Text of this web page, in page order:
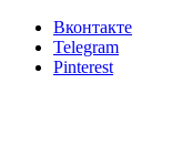
Вконтакте
Telegram
Pinterest